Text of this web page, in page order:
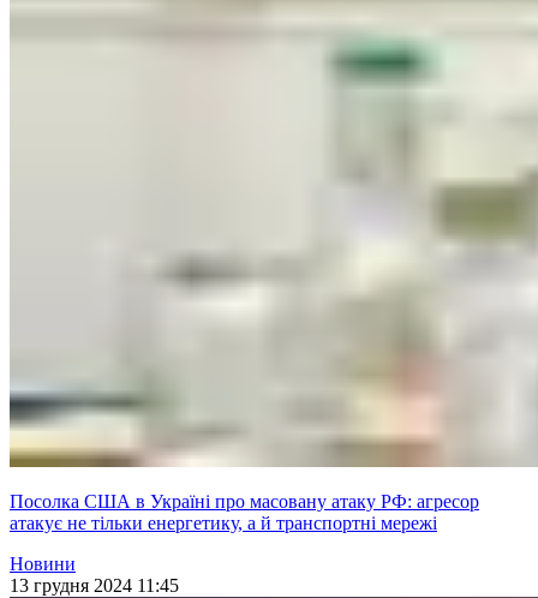
Посолка США в Україні про масовану атаку РФ: агресор
атакує не тільки енергетику, а й транспортні мережі
Новини
13 грудня 2024 11:45